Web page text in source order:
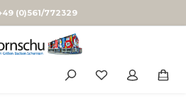
(0)561/772329